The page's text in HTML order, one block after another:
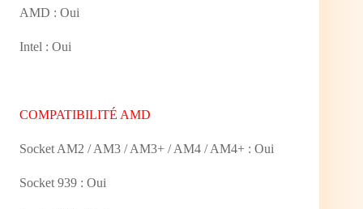
AMD : Oui
Intel : Oui
COMPATIBILITÉ AMD
Socket AM2 / AM3 / AM3+ / AM4 / AM4+ : Oui
Socket 939 : Oui